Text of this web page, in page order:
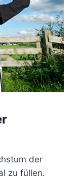
der
zu füllen.